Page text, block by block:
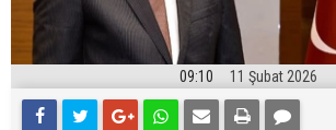
09:10 11 Şubat 2026